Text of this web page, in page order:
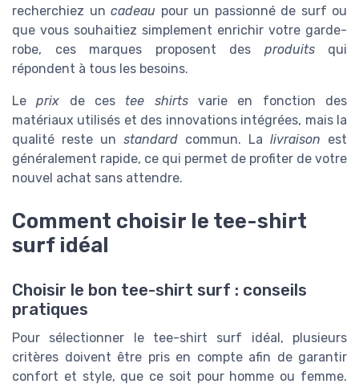
recherchiez un cadeau pour un passionné de surf ou
que vous souhaitiez simplement enrichir votre garde-
robe, ces marques proposent des produitsqui
répondent à tous les besoins.
Leprix de ces tee shirtsvarie en fonction des
matériaux utilisés et des innovations intégrées, mais la
qualité reste un standard commun. La livraison est
généralement rapide, ce qui permet de profiter de votre
nouvel achat sans attendre.
Comment choisir le tee-shirt
surf idéal
Choisir le bon tee-shirt surf : conseils
pratiques
Pour sélectionner le tee-shirt surf idéal, plusieurs
critères doivent être pris en compte afin de garantir
confort et style, que ce soit pour homme ou femme.